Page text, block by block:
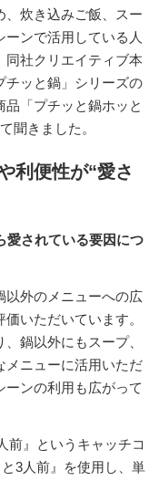
、炊き込みご飯、スー
ンで活用している人
同社クリエイティブ本
チッと鍋」シリーズの
「プチッと鍋ホッと
聞きました。
利便性が“愛さ
愛されている要因につ
以外のメニューへの広
いただいています。
鍋以外にもスープ、
メニューに活用いただ
ンの利用も広がって
前』というキャッチコ
3人前』を使用し、単